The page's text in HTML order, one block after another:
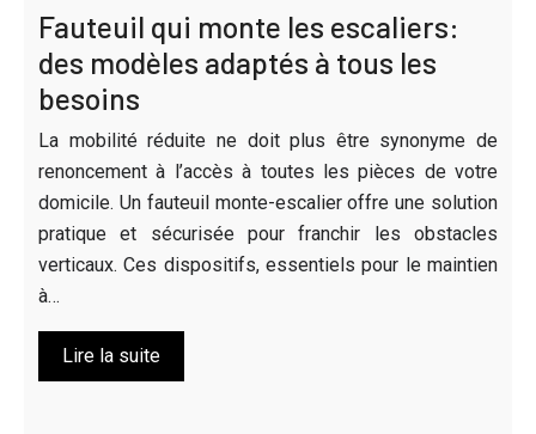
Fauteuil qui monte les escaliers:
des modèles adaptés à tous les
besoins
La mobilité réduite ne doit plus être synonyme de
renoncement à l’accès à toutes les pièces de votre
domicile. Un fauteuil monte-escalier offre une solution
pratique et sécurisée pour franchir les obstacles
verticaux. Ces dispositifs, essentiels pour le maintien
à…
Lire la suite